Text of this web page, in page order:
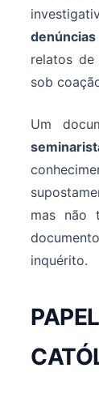
relatos de
sob
Um
mas não
inquérito.